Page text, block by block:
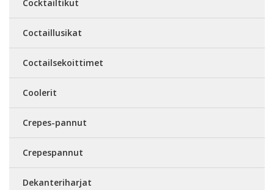
Cocktailtikut
Coctaillusikat
Coctailsekoittimet
Coolerit
Crepes-pannut
Crepespannut
Dekanteriharjat